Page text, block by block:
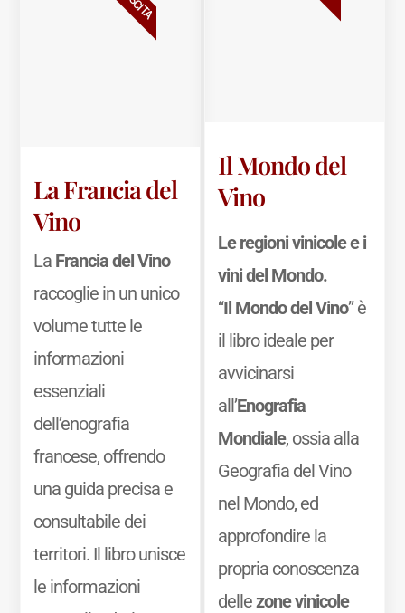
La Francia del
Vino
La Francia del Vino
raccoglie in un unico
volume tutte le
informazioni
essenziali
dell’enografia
francese, offrendo
una guida precisa e
consultabile dei
territori. Il libro unisce
le informazioni
Il Mondo del
Vino
Le regioni vinicole e i
vini del Mondo.
“Il Mondo del Vino” è
il libro ideale per
avvicinarsi
all’Enografia
Mondiale, ossia alla
Geografia del Vino
nel Mondo, ed
approfondire la
propria conoscenza
dellezone vinicole